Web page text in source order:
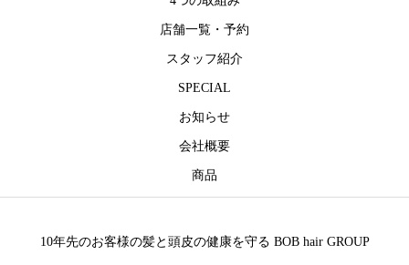
店舗一覧・予約
スタッフ紹介
SPECIAL
お知らせ
会社概要
商品
10年先のお客様の髪と頭皮の健康を守る BOB hair GROUP